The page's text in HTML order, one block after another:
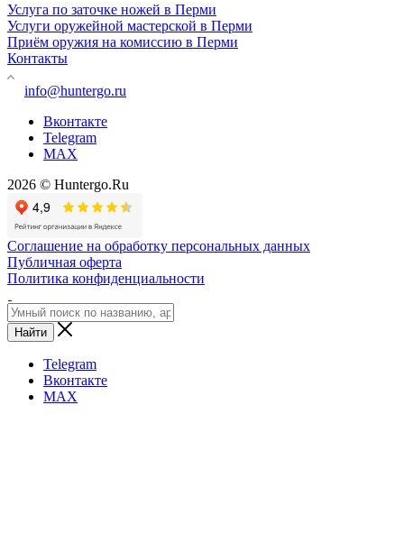
Услуга по заточке ножей в Перми
Услуги оружейной мастерской в Перми
Приём оружия на комиссию в Перми
Контакты
info@huntergo.ru
Вконтакте
Telegram
MAX
2026 © Huntergo.Ru
Соглашение на обработку персональных данных
Публичная оферта
Политика конфиденциальности
Найти
Telegram
Вконтакте
MAX